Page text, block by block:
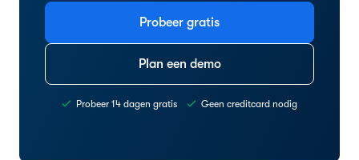
Probeer gratis
Plan een demo
Probeer 14 dagen gratis Geen creditcard nodig